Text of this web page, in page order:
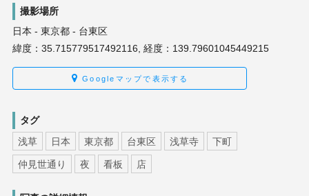
撮影場所
日本 - 東京都 - 台東区
緯度：35.715779517492116, 経度：139.79601045449215
Googleマップで表示する
タグ
浅草
日本 東京都 台東区 浅草寺 下町
仲見世通り 夜 看板 店